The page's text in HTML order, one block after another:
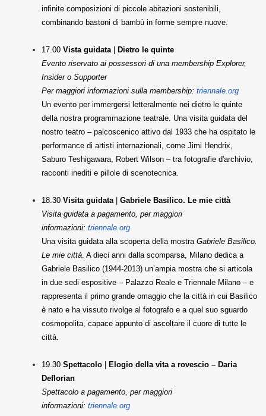
infinite composizioni di piccole abitazioni sostenibili,
combinando bastoni di bambù in forme sempre nuove.
17.00 Vista guidata | Dietro le quinte
Evento riservato ai possessori di una membership Explorer,
Insider o Supporter
Per maggiori informazioni sulla membership: triennale.org
Un evento per immergersi letteralmente nei dietro le quinte
della nostra programmazione teatrale. Una visita guidata del
nostro teatro – palcoscenico attivo dal 1933 che ha ospitato le
performance di artisti internazionali, come Jimi Hendrix,
Saburo Teshigawara, Robert Wilson – tra fotografie d'archivio,
racconti inediti e pillole di scenotecnica.
18.30 Visita guidata | Gabriele Basilico. Le mie città
Visita guidata a pagamento, per maggiori
informazioni: triennale.org
Una visita guidata alla scoperta della mostra Gabriele Basilico.
Le mie città . A dieci anni dalla scomparsa, Milano dedica a
Gabriele Basilico (1944-2013) un’ampia mostra che si articola
in due sedi espositive – Palazzo Reale e Triennale Milano – e
rappresenta il primo grande omaggio che la città in cui Basilico
è nato e ha vissuto rivolge al fotografo e a quel suo sguardo
cosmopolita, capace appunto di ascoltare il cuore di tutte le
città.
19.30 Spettacolo | Elogio della vita a rovescio – Daria
Deflorian
Spettacolo a pagamento, per maggiori
informazioni: triennale.org